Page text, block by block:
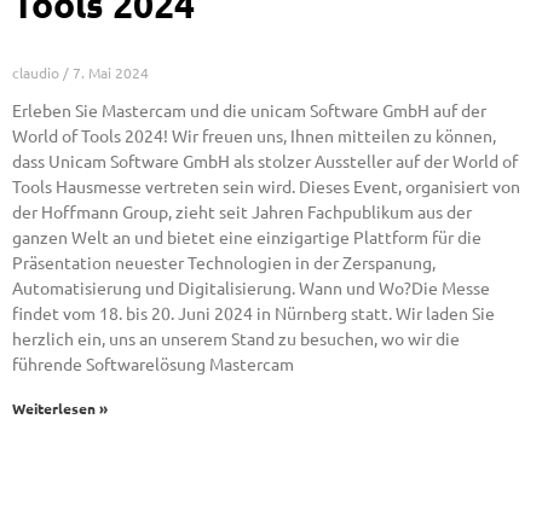
claudio 7. Mai 2024
Erleben Sie Mastercam und die unicam Software GmbH auf der
World of Tools 2024! Wir freuen uns, Ihnen mitteilen zu können,
dass Unicam Software GmbH als stolzer Aussteller auf der World of
Tools Hausmesse vertreten sein wird. Dieses Event, organisiert von
der Hoffmann Group, zieht seit Jahren Fachpublikum aus der
ganzen Welt an und bietet eine einzigartige Plattform für die
Präsentation neuester Technologien in der Zerspanung,
Automatisierung und Digitalisierung. Wann und Wo?Die Messe
findet vom 18. bis 20. Juni 2024 in Nürnberg statt. Wir laden Sie
herzlich ein, uns an unserem Stand zu besuchen, wo wir die
führende Softwarelösung Mastercam
Weiterlesen »